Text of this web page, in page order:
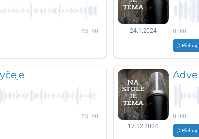
55:00 24.1.2024 0:00
Přehraj
55:00
17.12.2024
0:00
Přehraj